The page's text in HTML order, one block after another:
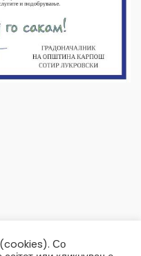
(cookies). Со